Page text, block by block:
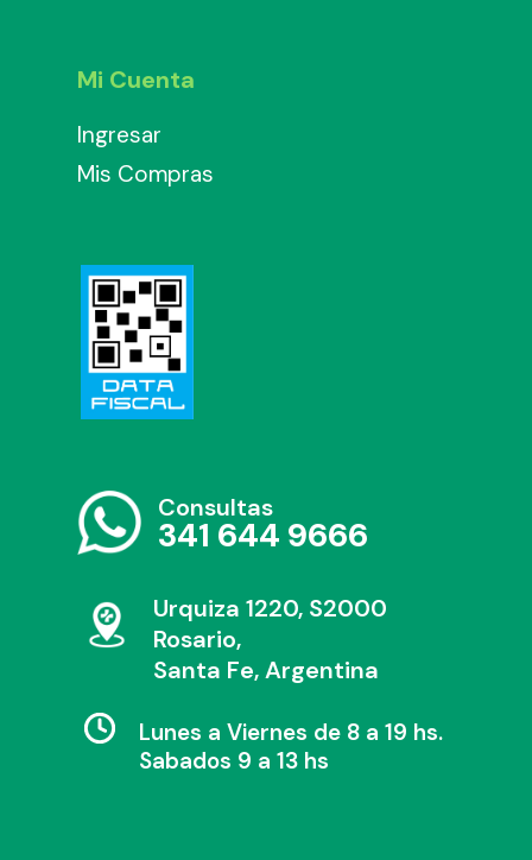
Mi Cuenta
Ingresar
Mis Compras
Consultas
341 644 9666
Urquiza 1220, S2000
Rosario,
Santa Fe, Argentina
Lunes a Viernes de 8 a 19 hs.
Sabados 9 a 13 hs